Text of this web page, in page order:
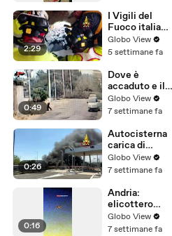
2:29
I Vigili del
Fuoco italiani
salvano madre
e tre figli da
crollato per il
terremoto in
Venezuela
Globo View
5 settimane fa
0:49
Dove è
accaduto e il
video della
registrazione
Carabinieri
Globo View
7 settimane fa
0:26
Autocisterna
carica di
carburante
prende fuoco
casello
autostradale
dell’A14 di
Riccione
Globo View
7 settimane fa
0:16
Andria:
elicottero
sorvola
ripetutament
Globo View
7 settimane fa